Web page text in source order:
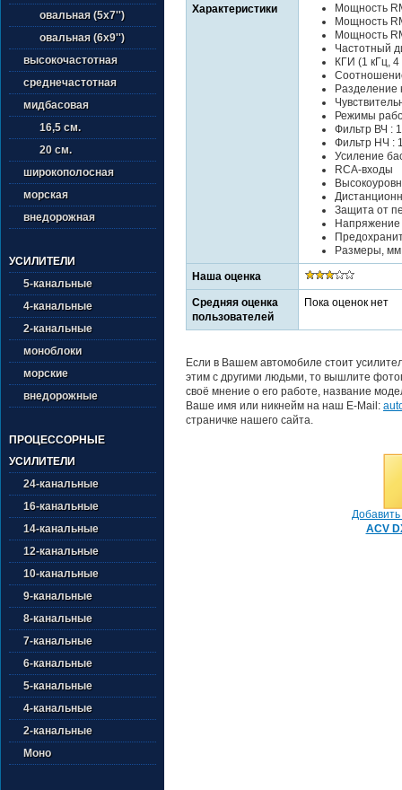
овальная (5х7'')
овальная (6х9'')
высокочастотная
среднечастотная
мидбасовая
16,5 см.
20 см.
широкополосная
морская
внедорожная
УСИЛИТЕЛИ
5-канальные
4-канальные
2-канальные
моноблоки
морские
внедорожные
ПРОЦЕССОРНЫЕ
УСИЛИТЕЛИ
24-канальные
16-канальные
14-канальные
12-канальные
10-канальные
9-канальные
8-канальные
7-канальные
6-канальные
5-канальные
4-канальные
2-канальные
Моно
Характеристики
Мощность
Мощность
Мощность
Частотный
КГИ (1 кГц,
Разделение
Режимы
Фильтр ВЧ :
Фильтр НЧ :
Усиление
RCA-входы
Защита от
Напряжение
Размеры, мм
Наша оценка
Средняя оценка
пользователей
Пока оценок нет
Если в Вашем автомобиле стоит
этим с другими людьми, то вышлите
своё мнение о его работе, название
Ваше имя или никнейм на наш E-Mail:
страничке нашего сайта.
ACV